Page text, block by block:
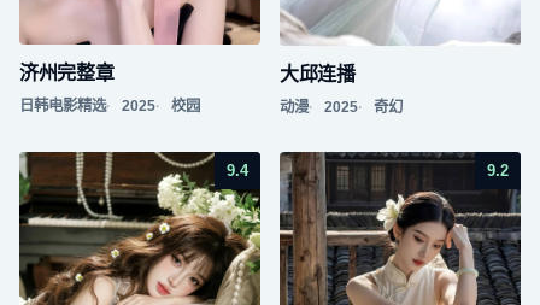
济州完整章
日韩电影精选 2025 校园
大邱连播
动漫 2025 奇幻
9.4 9.2